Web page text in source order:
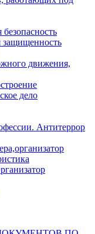
защищенность
движения,
дело
Антитеррор